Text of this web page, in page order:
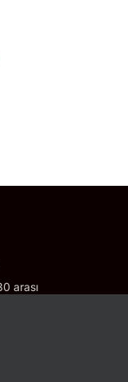
arası